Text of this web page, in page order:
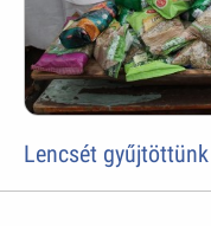
Lencsét